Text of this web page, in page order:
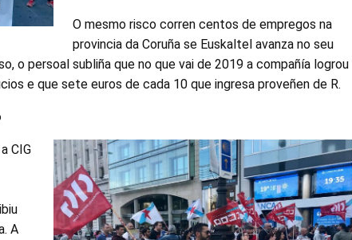
O mesmo risco corren centos de empregos na
provincia da Coruña se Euskaltel avanza no seu
o persoal subliña que no que vai de 2019 a compañía logrou
e que sete euros de cada 10 que ingresa proveñen de R.
CIG
A